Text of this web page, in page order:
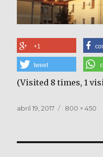
+1
tweet
(Visited 8 times, 1
Publicado
abril 19, 2017
Tamaño
800 × 450